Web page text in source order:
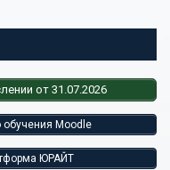
от 31.07.2026
Moodle
ЮРАЙТ